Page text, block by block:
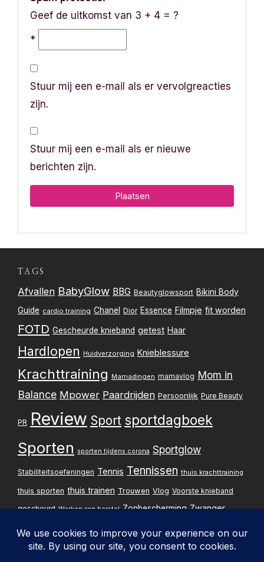
Geef de uitkomst van 3 + 4 = ?
*
Stuur mij een e-mail als er vervolgreacties
zijn.
Stuur mij een e-mail als er nieuwe
berichten zijn.
TAGS
Afvallen BabyGlow BBG Beautyglowsport Bikini Body
Guide cardio training Chanel Dior Essence Filmpje fit worden
FOTD Gescheurde knieband getest Haar
Hardlopen Huidverzorging Knieblessure
Krachttraining Mamadingen mamavlog Mom in
Balance Mpower Paardrijden Persoonlijk Pure Beauty
PR Review Sport sportdagboek
Sporten sporten tijdens corona Sportglow
Stabiliteitsoefeningen Tennis Tennissen thuis krachttraining
thuis sporten thuis trainen Trouwen Vlog Voorste knieband
gescheurd Werken aan herstel Zonbescherming Zwanger